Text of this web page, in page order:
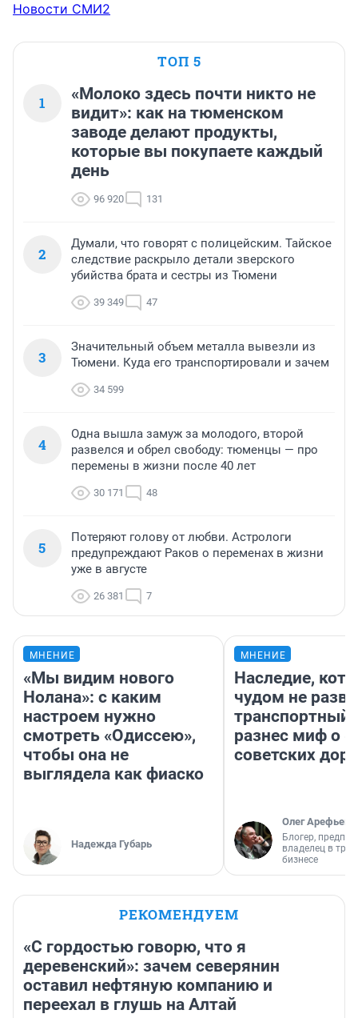
Новости СМИ2
ТОП 5
1
«Молоко здесь почти никто не
видит»: как на тюменском
заводе делают продукты,
которые вы покупаете каждый
день
96 920 131
2
Думали, что говорят с полицейским. Тайское
следствие раскрыло детали зверского
убийства брата и сестры из Тюмени
39 349 47
3
Значительный объем металла вывезли из
Тюмени. Куда его транспортировали и зачем
34 599
4
Одна вышла замуж за молодого, второй
развелся и обрел свободу: тюменцы — про
перемены в жизни после 40 лет
30 171 48
5
Потеряют голову от любви. Астрологи
предупреждают Раков о переменах в жизни
уже в августе
26 381 7
МНЕНИЕ
«Мы видим нового
Нолана»: с каким
настроем нужно
смотреть «Одиссею»,
чтобы она не
выглядела как фиаско
Надежда Губарь
МНЕНИЕ
Наследие,
чудом не
транспортный
разнес миф о
советских
Олег Арефьев
Блогер,
владелец в
бизнесе
РЕКОМЕНДУЕМ
«С гордостью говорю, что я
деревенский»: зачем северянин
оставил нефтяную компанию и
переехал в глушь на Алтай